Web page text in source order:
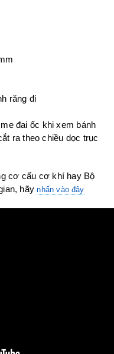
răng đi
đai ốc khi xem bánh
ra theo chiều dọc trục
cơ cấu cơ khí hay Bộ
hãynhấn vào đây